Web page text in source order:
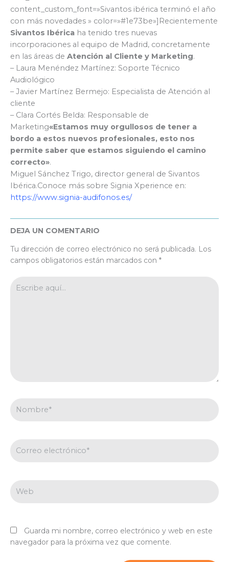
content_custom_font=»Sivantos ibérica terminó el año
con más novedades » color=»#1e73be»]Recientemente
Sivantos Ibérica ha tenido tres nuevas
incorporaciones al equipo de Madrid, concretamente
en las áreas de Atención al Cliente y Marketing.
– Laura Menéndez Martínez: Soporte Técnico
Audiológico
– Javier Martínez Bermejo: Especialista de Atención al
cliente
– Clara Cortés Belda: Responsable de
Marketing«Estamos muy orgullosos de tener a
bordo a estos nuevos profesionales, esto nos
permite saber que estamos siguiendo el camino
correcto».
Miguel Sánchez Trigo, director general de Sivantos
Ibérica.Conoce más sobre Signia Xperience en:
https://www.signia-audifonos.es/
DEJA UN COMENTARIO
Tu dirección de correo electrónico no será publicada. Los
campos obligatorios están marcados con *
aquí...
electrónico*
Guarda mi nombre, correo electrónico y web en este
navegador para la próxima vez que comente.